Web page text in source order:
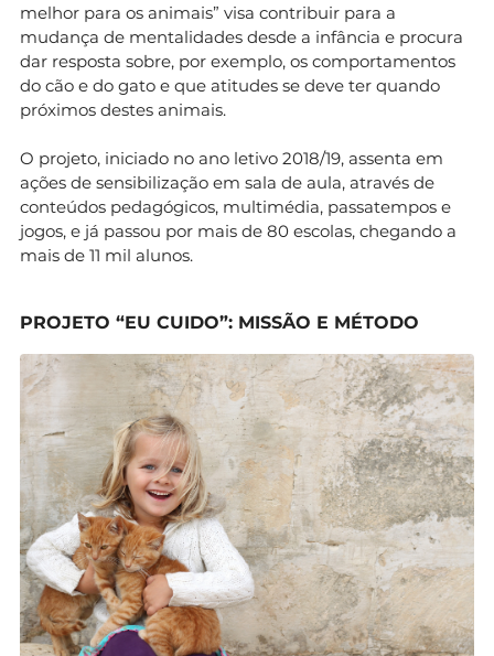
melhor para os animais” visa contribuir para a
mudança de mentalidades desde a infância e procura
dar resposta sobre, por exemplo, os comportamentos
do cão e do gato e que atitudes se deve ter quando
próximos destes animais.
O projeto, iniciado no ano letivo 2018/19, assenta em
ações de sensibilização em sala de aula, através de
conteúdos pedagógicos, multimédia, passatempos e
jogos, e já passou por mais de 80 escolas, chegando a
mais de 11 mil alunos.
PROJETO “EU CUIDO”: MISSÃO E MÉTODO